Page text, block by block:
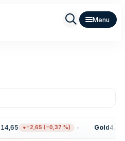
−2,65 (−0,37 %) Gold